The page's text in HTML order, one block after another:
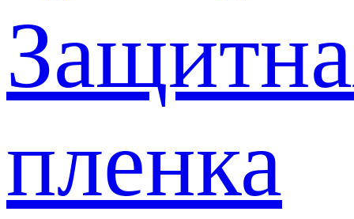
пленка